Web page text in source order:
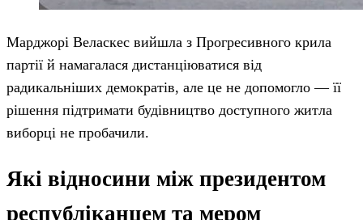
Марджорі Веласкес вийшла з Прогресивного крила
партії й намагалася дистанціюватися від
радикальніших демократів, але це не допомогло — її
рішення підтримати будівництво доступного житла
виборці не пробачили.
Які відносини між президентом
республіканцем та мером